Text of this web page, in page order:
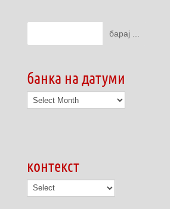
банка на датуми
банка
на
контекст